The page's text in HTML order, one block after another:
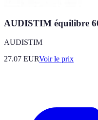
AUDISTIM équilibre
AUDISTIM
27.07 EURVoir le prix